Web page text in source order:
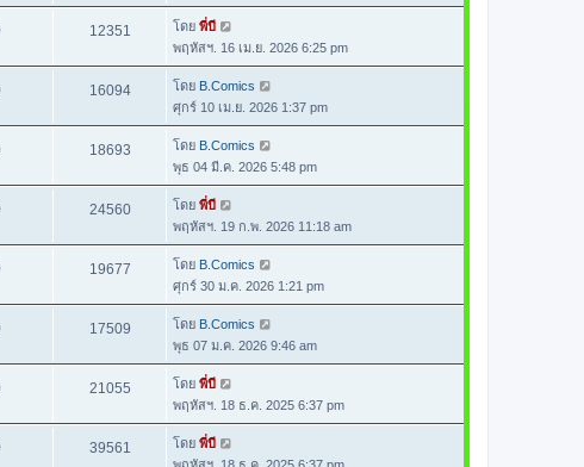
12351 โดย พี่บี
พฤหัสฯ. 16 เม.ย. 2026 6:25 pm
16094 โดย B.Comics
ศุกร์ 10 เม.ย. 2026 1:37 pm
18693 โดย B.Comics
พุธ 04 มี.ค. 2026 5:48 pm
24560 โดย พี่บี
พฤหัสฯ. 19 ก.พ. 2026 11:18 am
19677 โดย B.Comics
ศุกร์ 30 ม.ค. 2026 1:21 pm
17509 โดย B.Comics
พุธ 07 ม.ค. 2026 9:46 am
21055 โดย พี่บี
พฤหัสฯ. 18 ธ.ค. 2025 6:37 pm
39561 โดย พี่บี